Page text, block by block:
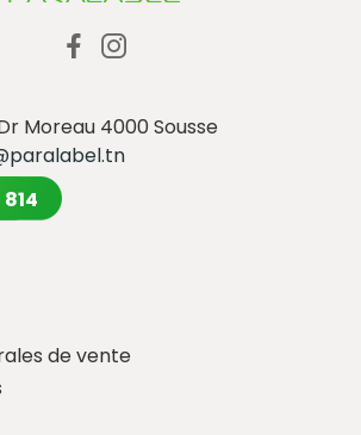
Moreau 4000 Sousse
de vente